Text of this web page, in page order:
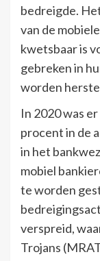
bedreigde.
van de
kwetsbaar is
gebreken in
worden
In 2020 was
procent in de
in het
mobiel
te worden
verspreid,
Trojans